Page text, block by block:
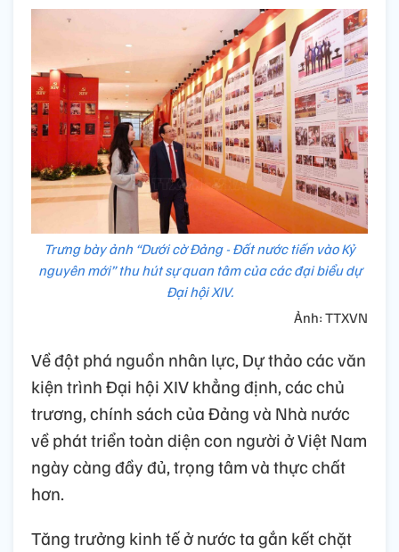
Trưng bày ảnh “Dưới cờ Đảng - Đất nước tiến vào Kỷ
nguyên mới” thu hút sự quan tâm của các đại biểu dự
Đại hội XIV.
Ảnh: TTXVN
Về đột phá nguồn nhân lực, Dự thảo các văn
kiện trình Đại hội XIV khẳng định, các chủ
trương, chính sách của Đảng và Nhà nước
về phát triển toàn diện con người ở Việt Nam
ngày càng đầy đủ, trọng tâm và thực chất
hơn.
Tăng trưởng kinh tế ở nước ta gắn kết chặt